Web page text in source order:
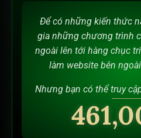
Để có những kiến thức
gia những chương trình
ngoài lên tới hàng chục
làm website bên
Nhưng bạn có thể truy